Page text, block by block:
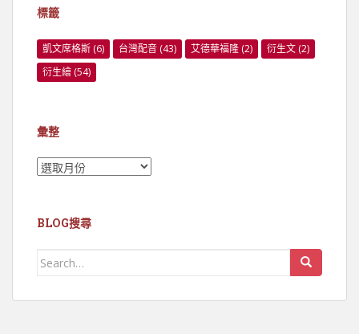
標籤
凱文席格斯 (6) 台灣配音 (43) 艾德華福隆 (2) 衍生文 (2)
衍生繪 (54)
彙整
彙
BLOG搜尋
Search